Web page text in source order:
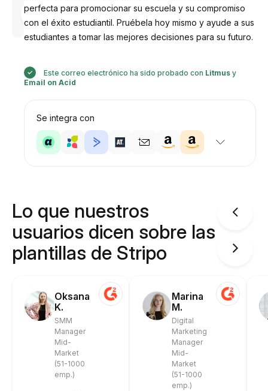
Diseñado
por
Anastasiia
perfecta para promocionar su escuela y su compromiso
con el éxito estudiantil. Pruébela hoy mismo y ayude a sus
estudiantes a tomar las mejores decisiones para su futuro.
Este correo electrónico ha sido probado con Litmusy
Email on Acid
Se integra con
Lo que nuestros
usuarios dicen sobre las
plantillas de Stripo
Oksana
K.
SMM
Manager
Mid-
Market
(51-1000
emp.)
Marina
M.
Digital
Marketing
Manager
Mid-
Market
(51-1000
emp.)